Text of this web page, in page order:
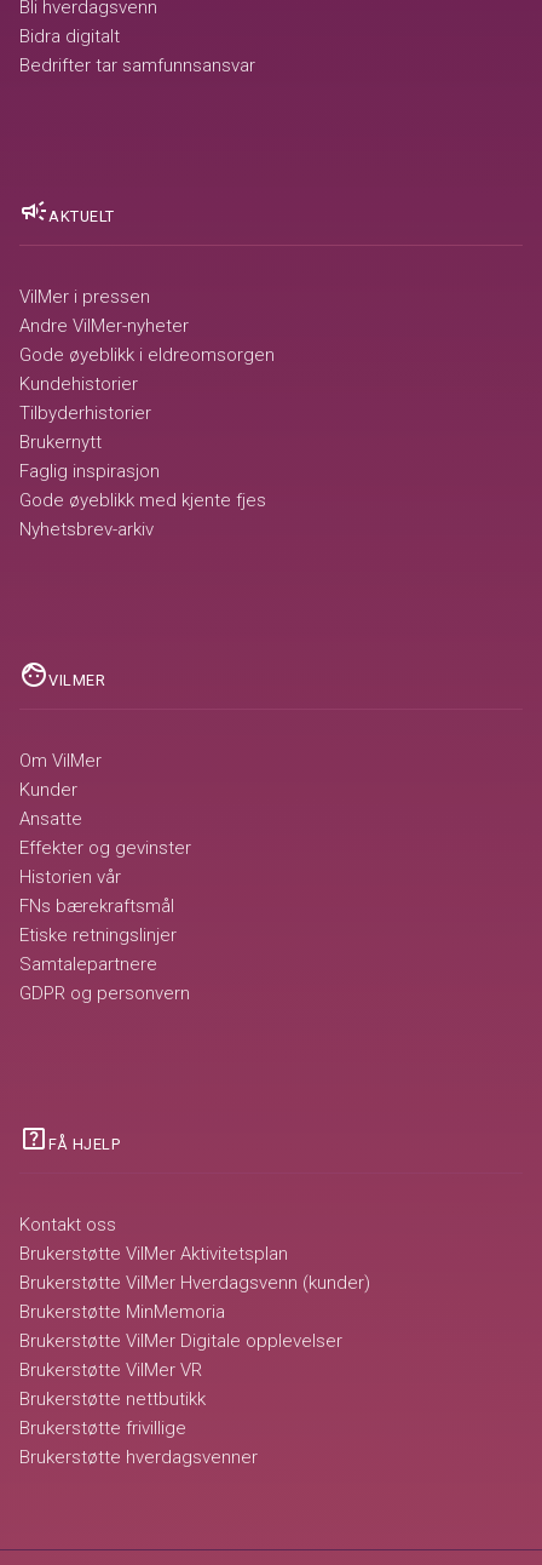
Bli hverdagsvenn
Bidra digitalt
Bedrifter tar samfunnsansvar
campaignAKTUELT
VilMer i pressen
Andre VilMer-nyheter
Gode øyeblikk i eldreomsorgen
Kundehistorier
Tilbyderhistorier
Brukernytt
Faglig inspirasjon
Gode øyeblikk med kjente fjes
Nyhetsbrev-arkiv
faceVILMER
Om VilMer
Kunder
Ansatte
Effekter og gevinster
Historien vår
FNs bærekraftsmål
Etiske retningslinjer
Samtalepartnere
GDPR og personvern
help_center FÅ HJELP
Kontakt oss
Brukerstøtte VilMer Aktivitetsplan
Brukerstøtte VilMer Hverdagsvenn (kunder)
Brukerstøtte MinMemoria
Brukerstøtte VilMer Digitale opplevelser
Brukerstøtte VilMer VR
Brukerstøtte nettbutikk
Brukerstøtte frivillige
Brukerstøtte hverdagsvenner